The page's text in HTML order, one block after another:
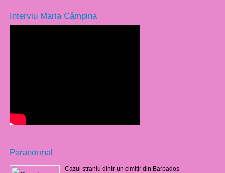
Interviu Maria Câmpina
Paranormal
Cazul straniu dintr-un cimitir din Barbados